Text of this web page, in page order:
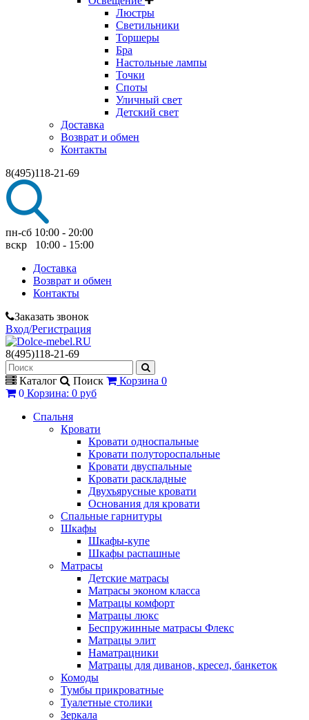
Люстры
Светильники
Торшеры
Бра
Настольные лампы
Точки
Споты
Уличный свет
Детский свет
Доставка
Возврат и обмен
Контакты
8(495)118-21-69
пн-сб 10:00 - 20:00
вскр 10:00 - 15:00
Доставка
Возврат и обмен
Контакты
Заказать звонок
Вход/Регистрация
8(495)118-21-69
Каталог Поиск Корзина 0
0 Корзина: 0 руб
Спальня
Кровати
Кровати односпальные
Кровати полутороспальные
Кровати двуспальные
Кровати раскладные
Двухъярусные кровати
Основания для кровати
Спальные гарнитуры
Шкафы
Шкафы-купе
Шкафы распашные
Матрасы
Детские матрасы
Матрасы эконом класса
Матрацы комфорт
Матрацы люкс
Беспружинные матрасы Флекс
Матрацы элит
Наматрацники
Матрацы для диванов, кресел, банкеток
Комоды
Тумбы прикроватные
Туалетные столики
Зеркала